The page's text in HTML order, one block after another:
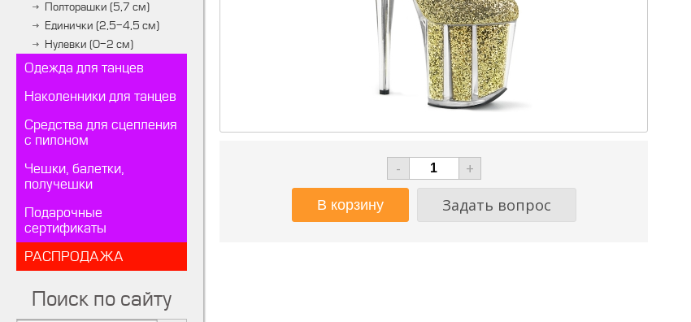
Полторашки (5,7 см)
Единички (2,5-4,5 см)
Нулевки (0-2 см)
Одежда для танцев
Наколенники для танцев
Средства для сцепления
с пилоном
Чешки, балетки,
получешки
Подарочные
сертификаты
РАСПРОДАЖА
Поиск по сайту
-
+
Задать вопрос